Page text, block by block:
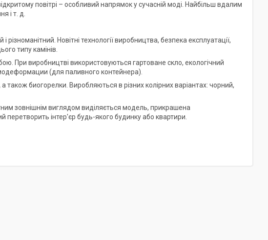
повітрі – особливий напрямок у сучасній моді. Найбільш вдалим
і т. д.
Новітні технології виробництва, безпека експлуатації,
типу камінів.
При виробництві використовуються гартоване скло, екологічний
(для паливного контейнера).
також биогорелки. Виробляються в різних колірних варіантах: чорний,
зовнішнім виглядом виділяється модель, прикрашена
інтер'єр будь-якого будинку або квартири.